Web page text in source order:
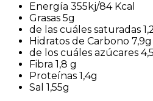
Energía 355kj/84 Kcal
Grasas 5g
de las cuáles saturadas
Hidratos de Carbono 7,9g
de los cuáles azúcares
Fibra 1,8 g
Proteínas 1,4g
Sal 1,55g